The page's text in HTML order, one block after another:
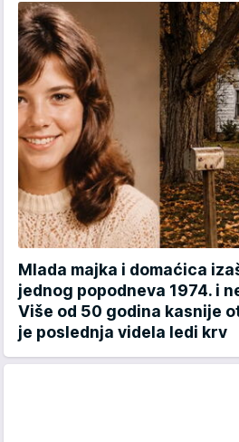
Mlada majka i domaćica
jednog popodneva 1974. i
Više od 50 godina kasnije
je poslednja videla ledi krv